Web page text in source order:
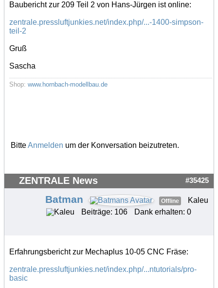
Baubericht zur 209 Teil 2 von Hans-Jürgen ist online:
zentrale.pressluftjunkies.net/index.php/...-1400-simpson-
teil-2
Gruß
Sascha
Shop: www.hornbach-modellbau.de
BitteAnmelden um der Konversation beizutreten.
ZENTRALE News #35425
Batman Offline
Kaleu
Beiträge: 106
Dank erhalten: 0
Erfahrungsbericht zur Mechaplus 10-05 CNC Fräse:
zentrale.pressluftjunkies.net/index.php/...ntutorials/pro-
basic